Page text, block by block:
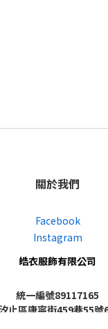
關於我們
Facebook
Instagram
皓衣服飾有限公司
統一編號89117165
止區康寧街459巷55號